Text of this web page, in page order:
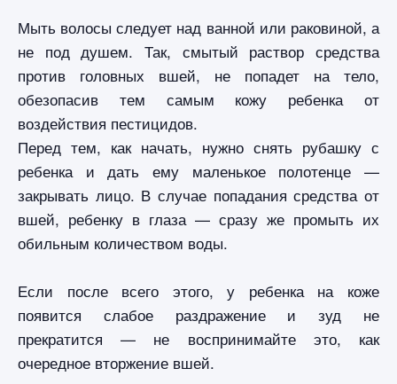
Мыть волосы следует над ванной или раковиной, а
не под душем. Так, смытый раствор средства
против головных вшей, не попадет на тело,
обезопасив тем самым кожу ребенка от
воздействия пестицидов.
Перед тем, как начать, нужно снять рубашку с
ребенка и дать ему маленькое полотенце —
закрывать лицо. В случае попадания средства от
вшей, ребенку в глаза — сразу же промыть их
обильным количеством воды.
Если после всего этого, у ребенка на коже
появится слабое раздражение и зуд не
прекратится — не воспринимайте это, как
очередное вторжение вшей.